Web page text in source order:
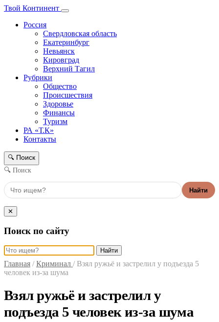
Твой Континент
Россия
Свердловская область
Екатеринбург
Невьянск
Кировград
Верхний Тагил
Рубрики
Общество
Происшествия
Здоровье
Финансы
Туризм
РА «Т.К»
Контакты
🔍 Поиск
🔍 Поиск
Найти
✕
Поиск по сайту
Найти
Главная / Криминал / Взял ружьё и застрелил у подъезда 5
человек из-за шума
Взял ружьё и застрелил у
подъезда 5 человек из-за шума